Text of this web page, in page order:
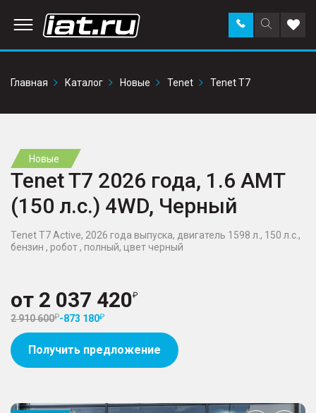
Поиск
по
Заказать
звонок в
Главная
Каталог Новые Tenet Tenet T7
Новые
Tenet T7 2026 года, 1.6 AMT
(150 л.с.) 4WD, Черный
Tenet T7 Active, 2026 года выпуска, двигатель 1598 л., 150 л.с.,
бензин , робот , полный, цвет черный
от 2 037 420
2 910 600 -873 180
Получить предложение